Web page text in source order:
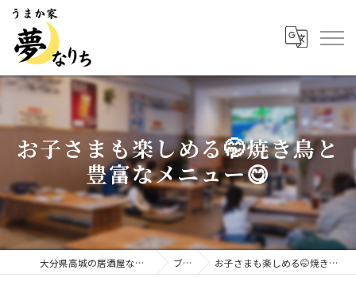
お子さまも楽しめる🤭焼き鳥と
豊富なメニュー😋
大分県高城の居酒屋ならうまか家 夢なりち ブログ お子さまも楽しめる🤭焼き鳥と豊富なメニュー😋